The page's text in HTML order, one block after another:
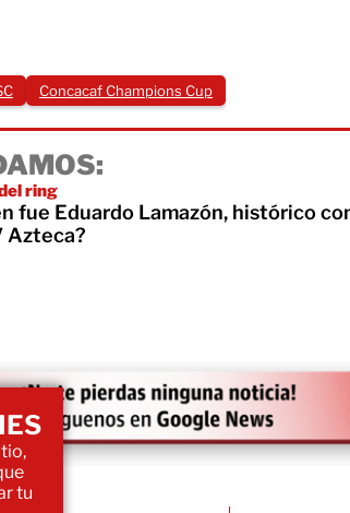
Concacaf Champions Cup
ring
fue Eduardo Lamazón, histórico
Azteca?
tu